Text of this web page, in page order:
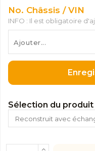
No. Châssis / VIN
INFO : Il est obligatoire
Sélection du produit